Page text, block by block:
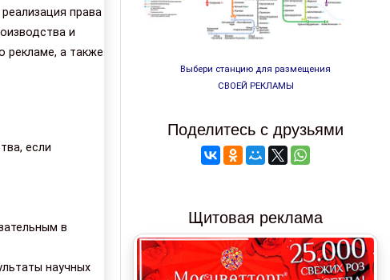
права
и
рекламе, а также
если
в
научных
Выбери станцию для размещения
СВОЕЙ РЕКЛАМЫ
Поделитесь с друзьями
Щитовая реклама